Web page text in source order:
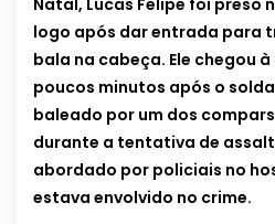
Natal, Lucas Felipe foi preso
logo após dar entrada para
bala na cabeça. Ele chegou
poucos minutos após o
baleado por um dos
durante a tentativa de
abordado por policiais no
estava envolvido no crime.